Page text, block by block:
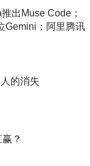
出Muse Code；
Gemini；阿里腾讯
的消失
？